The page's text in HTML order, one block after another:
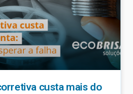
custa mais do